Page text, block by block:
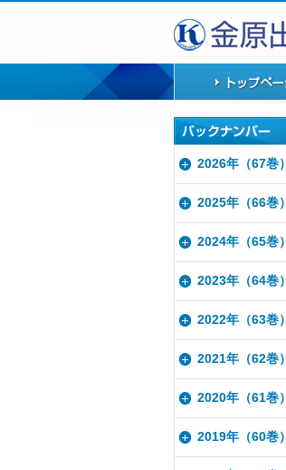
2026年（67巻）
2025年（66巻）
2024年（65巻）
2023年（64巻）
2022年（63巻）
2021年（62巻）
2020年（61巻）
2019年（60巻）